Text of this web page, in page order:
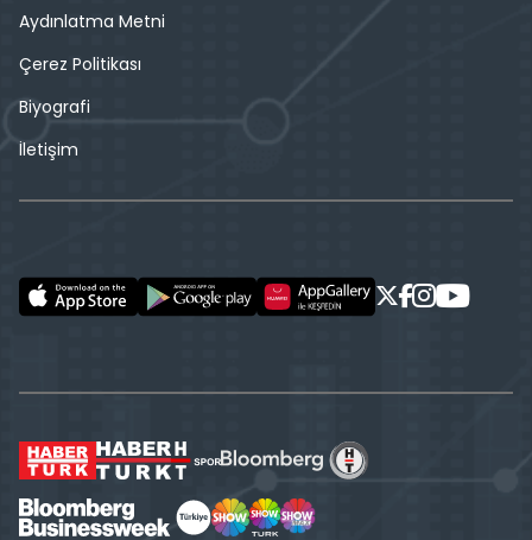
Aydınlatma Metni
Çerez Politikası
Biyografi
İletişim